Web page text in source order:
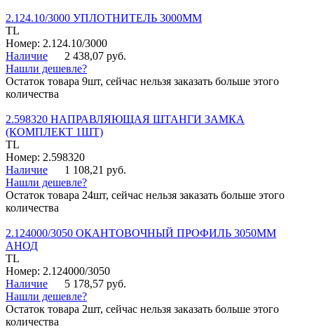
2.124.10/3000 УПЛОТНИТЕЛЬ 3000ММ
TL
Номер: 2.124.10/3000
Наличие
2 438,07 руб.
Нашли дешевле?
Остаток товара 9шт, сейчас нельзя заказать больше этого
количества
2.598320 НАПРАВЛЯЮЩАЯ ШТАНГИ ЗАМКА
(КОМПЛЕКТ 1ШТ)
TL
Номер: 2.598320
Наличие
1 108,21 руб.
Нашли дешевле?
Остаток товара 24шт, сейчас нельзя заказать больше этого
количества
2.124000/3050 ОКАНТОВОЧНЫЙ ПРОФИЛЬ 3050ММ
АНОД
TL
Номер: 2.124000/3050
Наличие
5 178,57 руб.
Нашли дешевле?
Остаток товара 2шт, сейчас нельзя заказать больше этого
количества